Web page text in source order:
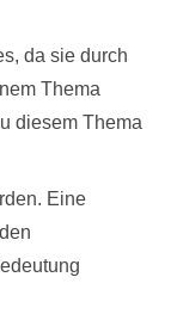
da sie durch
Thema
diesem Thema
Eine